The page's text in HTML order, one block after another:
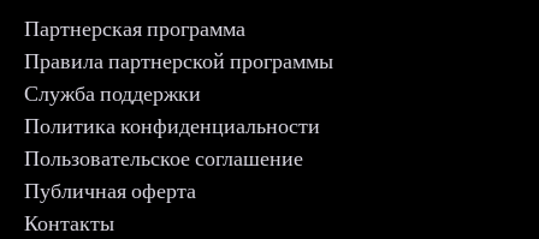
Партнерская программа
Правила партнерской программы
Служба поддержки
Политика конфиденциальности
Пользовательское соглашение
Публичная оферта
Контакты